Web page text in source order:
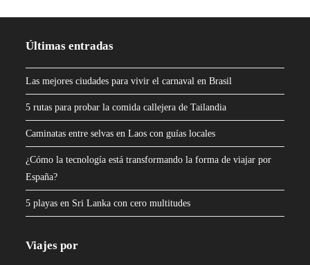
Últimas entradas
Las mejores ciudades para vivir el carnaval en Brasil
5 rutas para probar la comida callejera de Tailandia
Caminatas entre selvas en Laos con guías locales
¿Cómo la tecnología está transformando la forma de viajar por
España?
5 playas en Sri Lanka con cero multitudes
Viajes por